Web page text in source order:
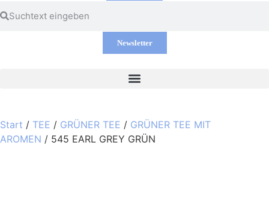
Newsletter
Start / TEE / GRÜNER TEE / GRÜNER TEE MIT
AROMEN / 545 EARL GREY GRÜN